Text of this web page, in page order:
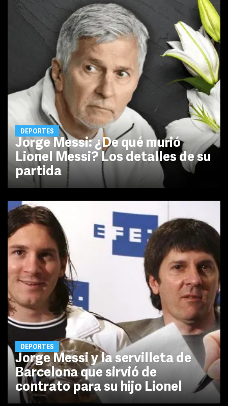
DEPORTES
Jorge Messi: ¿De qué murió
Lionel Messi? Los detalles de su
partida
DEPORTES
Jorge Messi y la servilleta de
Barcelona que sirvió de
contrato para su hijo Lionel